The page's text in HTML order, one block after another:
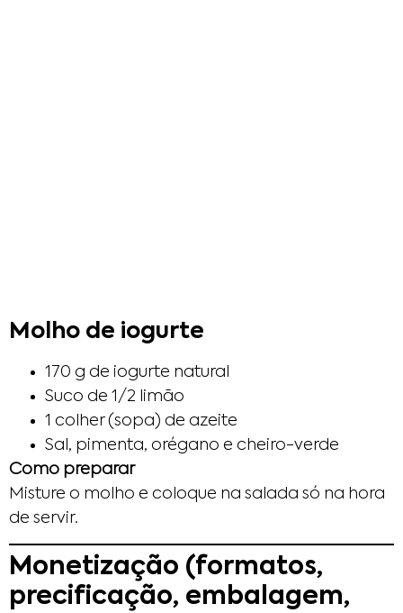
Molho de iogurte
170 g de iogurte natural
Suco de 1/2 limão
1 colher (sopa) de azeite
Sal, pimenta, orégano e cheiro-verde
Como preparar
Misture o molho e coloque na salada só na hora
de servir.
Monetização (formatos,
precificação, embalagem,